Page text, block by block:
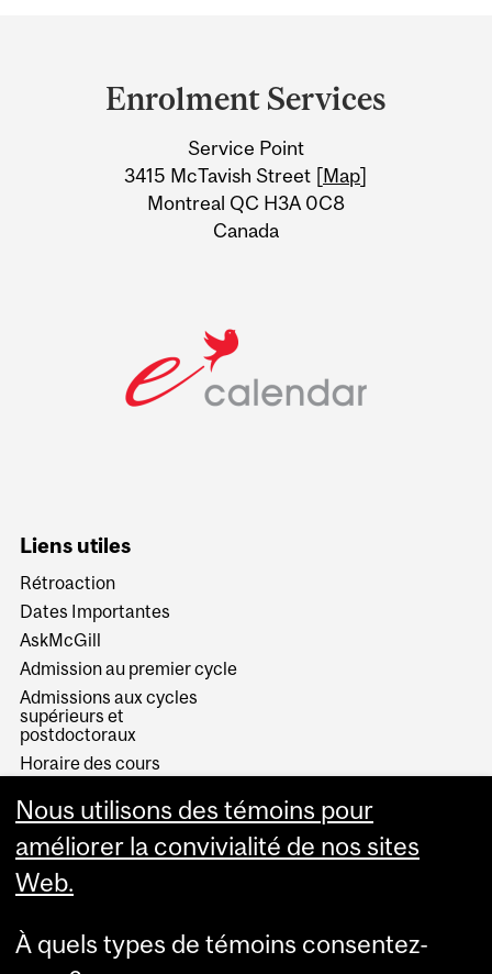
Information
Enrolment Services
Service Point
3415 McTavish Street [Map]
Montreal QC H3A 0C8
Canada
Liens utiles
Rétroaction
Dates Importantes
AskMcGill
Admission au premier cycle
Admissions aux cycles
supérieurs et
postdoctoraux
Horaire des cours
Services aux étudiants
Nous utilisons des témoins pour
améliorer la convivialité de nos sites
Web.
À quels types de témoins consentez-